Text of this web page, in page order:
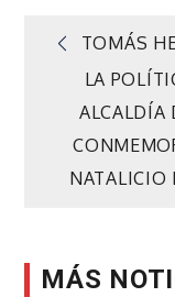
de
TOMÁS
LA
ALCALDÍA
NATALICIO
MÁS